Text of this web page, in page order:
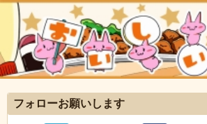
フォローお願いします